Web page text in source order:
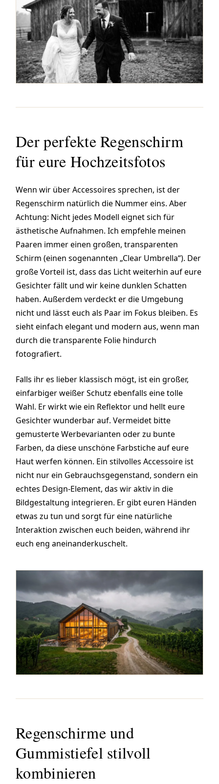
Der perfekte Regenschirm
für eure Hochzeitsfotos
Wenn wir über Accessoires sprechen, ist der
Regenschirm natürlich die Nummer eins. Aber
Achtung: Nicht jedes Modell eignet sich für
ästhetische Aufnahmen. Ich empfehle meinen
Paaren immer einen großen, transparenten
Schirm (einen sogenannten „Clear Umbrella“). Der
große Vorteil ist, dass das Licht weiterhin auf eure
Gesichter fällt und wir keine dunklen Schatten
haben. Außerdem verdeckt er die Umgebung
nicht und lässt euch als Paar im Fokus bleiben. Es
sieht einfach elegant und modern aus, wenn man
durch die transparente Folie hindurch
fotografiert.
Falls ihr es lieber klassisch mögt, ist ein großer,
einfarbiger weißer Schutz ebenfalls eine tolle
Wahl. Er wirkt wie ein Reflektor und hellt eure
Gesichter wunderbar auf. Vermeidet bitte
gemusterte Werbevarianten oder zu bunte
Farben, da diese unschöne Farbstiche auf eure
Haut werfen können. Ein stilvolles Accessoire ist
nicht nur ein Gebrauchsgegenstand, sondern ein
echtes Design-Element, das wir aktiv in die
Bildgestaltung integrieren. Er gibt euren Händen
etwas zu tun und sorgt für eine natürliche
Interaktion zwischen euch beiden, während ihr
euch eng aneinanderkuschelt.
Regenschirme und
Gummistiefel stilvoll
kombinieren